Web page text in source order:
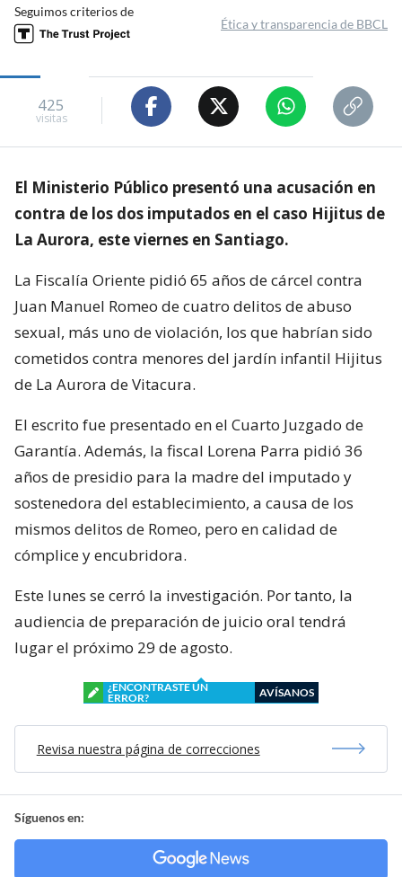
Seguimos criterios de
Ética y transparencia de BBCL
425
visitas
El Ministerio Público presentó una acusación en
contra de los dos imputados en el caso Hijitus de
La Aurora, este viernes en Santiago.
La Fiscalía Oriente pidió 65 años de cárcel contra
Juan Manuel Romeo de cuatro delitos de abuso
sexual, más uno de violación, los que habrían sido
cometidos contra menores del jardín infantil Hijitus
de La Aurora de Vitacura.
El escrito fue presentado en el Cuarto Juzgado de
Garantía. Además, la fiscal Lorena Parra pidió 36
años de presidio para la madre del imputado y
sostenedora del establecimiento, a causa de los
mismos delitos de Romeo, pero en calidad de
cómplice y encubridora.
Este lunes se cerró la investigación. Por tanto, la
audiencia de preparación de juicio oral tendrá
lugar el próximo 29 de agosto.
¿ENCONTRASTE UN
ERROR?
AVÍSANOS
Revisa nuestra página de correcciones
Síguenos en: